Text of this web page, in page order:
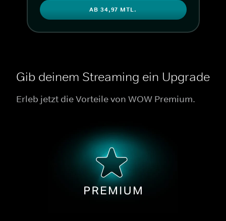
AB 34,97 MTL.
Gib deinem Streaming ein Upgrade
Erleb jetzt die Vorteile von WOW Premium.